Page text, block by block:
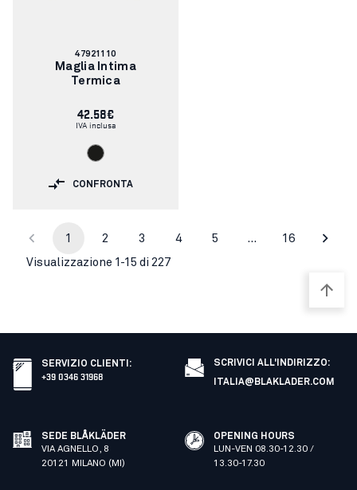
Codice
articolo:
47921110
Maglia Intima
Termica
42.58€
IVA inclusa
CONFRONTA
1 2 3 4 5 … 16
Visualizzazione 1-15 di 227
SERVIZIO CLIENTI :
+39 0346 31968
SCRIVICI ALL'INDIRIZZO:
ITALIA@BLAKLADER.COM
SEDE BLÅKLÄDER
VIA AGNELLO, 8
20121 MILANO (MI)
OPENING HOURS
LUN-VEN 08.30-12.30 /
13.30-17.30